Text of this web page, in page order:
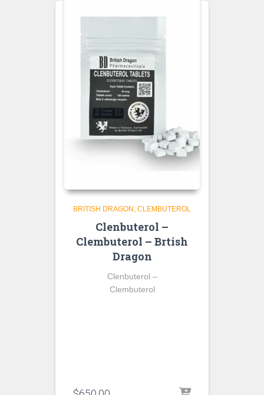
BRITISH DRAGON CLEMBUTEROL
Clenbuterol –
Clembuterol – Brtish
Dragon
Clenbuterol –
Clembuterol